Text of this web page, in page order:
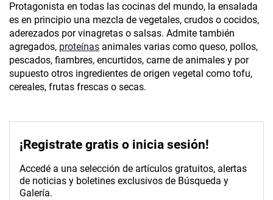
Protagonista en todas las cocinas del mundo, la ensalada
es en principio una mezcla de vegetales, crudos o cocidos,
aderezados por vinagretas o salsas. Admite también
agregados, proteínas animales varias como queso, pollos,
pescados, fiambres, encurtidos, carne de animales y por
supuesto otros ingredientes de origen vegetal como tofu,
cereales, frutas frescas o secas.
¡Registrate gratis o inicia sesión!
Accedé a una selección de artículos gratuitos, alertas
de noticias y boletines exclusivos de Búsqueda y
Galería.